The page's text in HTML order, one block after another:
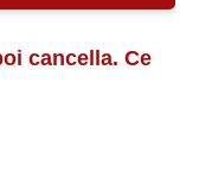
cancella. Ce